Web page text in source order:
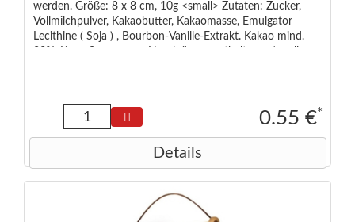
werden. Größe: 8 x 8 cm, 10g <small> Zutaten: Zucker,
Vollmilchpulver, Kakaobutter, Kakaomasse, Emulgator
Lecithine ( Soja ) , Bourbon-Vanille-Extrakt. Kakao mind.
0.55 €*
Details